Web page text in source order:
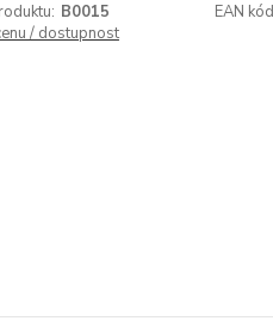
B0015 EAN
/ dostupnost